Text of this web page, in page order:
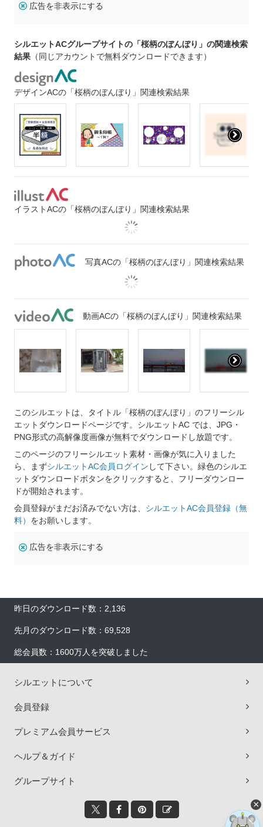
広告を非表示にする
シルエットACグループサイトの「桜柄のぼんぼり」の関連検索
結果 （同じアカウントで無料ダウンロードできます）
デザインACの「桜柄のぼんぼり」関連検索結果
イラストACの「桜柄のぼんぼり」関連検索結果
写真ACの「桜柄のぼんぼり」関連検索結果
動画ACの「桜柄のぼんぼり」関連検索結果
このシルエットは、タイトル「桜柄のぼんぼり」のフリーシル
エットダウンロードページです。シルエットAC では、JPG・
PNG形式の高解像度画像が無料でダウンロードし放題です。
このページのフリーシルエット素材・画像が気に入りました
ら、まずシルエットAC会員ログイン して下さい。緑色のシルエ
ットダウンロードボタンをクリックすると、フリーダウンロー
ドが開始されます。
会員登録がまだお済みでない方は、 シルエットAC会員登録（無
料） をお願いします。
広告を非表示にする
昨日のダウンロード数：2,136
先月のダウンロード数：69,528
総会員数：1600万人を突破しました
シルエットについて
会員登録
プレミアム会員サービス
ヘルプ＆ガイド
グループサイト
×